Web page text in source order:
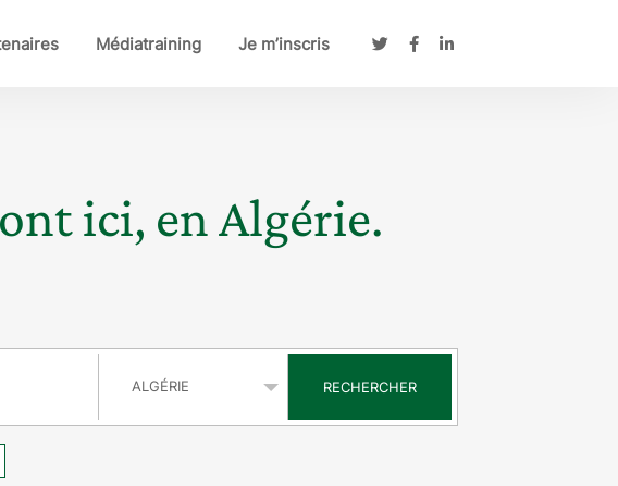
Médiatraining Je m’inscris
ici, en Algérie.
RECHERCHER